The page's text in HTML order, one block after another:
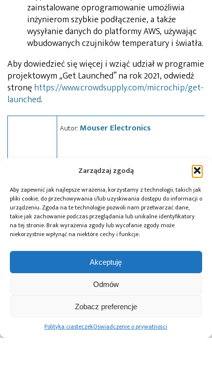
Zarządzaj zgodą
Aby zapewnić jak najlepsze wrażenia, korzystamy z technologii, takich jak
pliki cookie, do przechowywania i/lub uzyskiwania dostępu do informacji o
urządzeniu. Zgoda na te technologie pozwoli nam przetwarzać dane,
takie jak zachowanie podczas przeglądania lub unikalne identyfikatory
na tej stronie. Brak wyrażenia zgody lub wycofanie zgody może
niekorzystnie wpłynąć na niektóre cechy i funkcje.
Akceptuję
Odmów
Zobacz preferencje
Polityka ciasteczekOświadczenie o prywatności
zainstalowane oprogramowanie umożliwia
inżynierom szybkie podłączenie, a także
wysyłanie danych do platformy AWS, używając
wbudowanych czujników temperatury i światła.
Aby dowiedzieć się więcej i wziąć udział w programie
projektowym „Get Launched” na rok 2021, odwiedź
stronęhttps://www.crowdsupply.com/microchip/get-
launched.
Autor:Mouser Electronics
Tagi:Microchip,Mouser Electronics,news
Przeczytaj również:
pamięci DDR5 na
potrzeby AI i HPC
ICS wprowadza
przetwornice
DC/DC do
Polska – jubileusz
z perspektywą
dalszego rozwoju